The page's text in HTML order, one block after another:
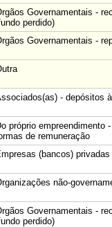
Governamentais -
perdido)
Governamentais -
- depósitos
próprio empreendimento
de remuneração
(bancos) privadas
não-
Governamentais -
perdido)